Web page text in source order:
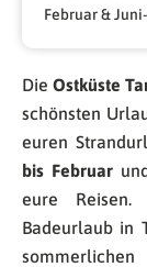
Februar &
Die Ostküste
schönsten
euren
bis Februar
eure
Badeurlaub in